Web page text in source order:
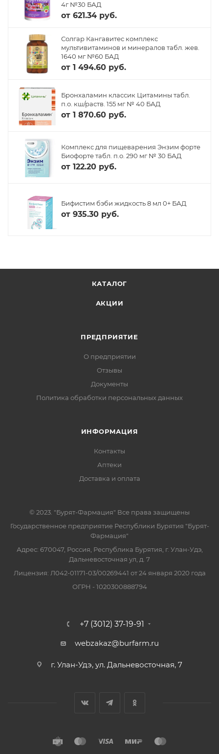
4г №30 БАД
от 621.34 руб.
Солгар Кангавитес комплекс
мультивитаминов и минералов табл. жев.
1640 мг №60 БАД
от 1 494.60 руб.
Бронхаламин классик Цитамины табл.
п.о. кш/раств. 155 мг № 40 БАД
от 1 870.60 руб.
Комплекс для пищеварения Энзим форте
Биофорте табл. п.о. 290 мг № 30 БАД
от 122.20 руб.
Бифистим бэби жидкость 8 мл 0+ БАД
от 935.30 руб.
КАТАЛОГ
АКЦИИ
ПРЕДПРИЯТИЕ
О предприятии
Отзывы
Документы
Политика обработки персональных данных
ИНФОРМАЦИЯ
Контакты
Аптеки
Доставка и оплата
© 2023. "Бурят-Фармация" Все права защищены
Государственное предприятие Республики Бурятия "Бурят-
Фармация"
Адрес: 670047, Россия, Республика Бурятия, г. Улан-Удэ,
Дальневосточная ул, д. 7
Лицензия: Л042-01171-03/00269441 от 24 января 2020 года
ОГРН - 1020300888794
+7 (3012) 37-19-91
webzakaz@burfarm.ru
г. Улан-Удэ, ул. Дальневосточная, 7